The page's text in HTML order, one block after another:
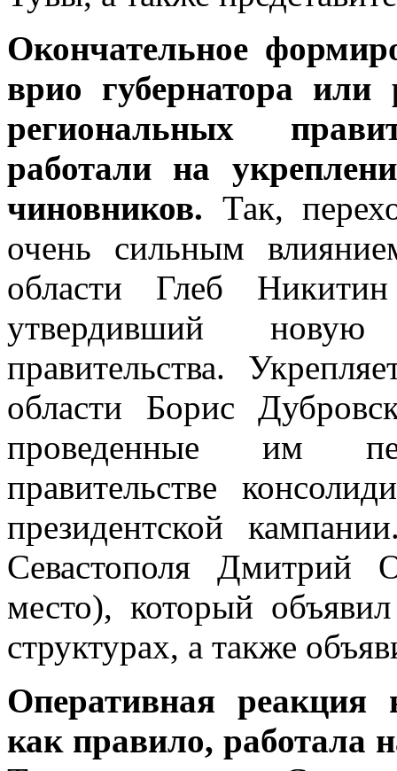
Окончательное
врио губернатора или
региональных
работали на
чиновников. Так,
очень сильным
области Глеб
утвердивший новую
правительства.
области Борис
проведенные им
правительстве
президентской
Севастополя Дмитрий
место), который
структурах, а также
Оперативная реакция
как правило, работала